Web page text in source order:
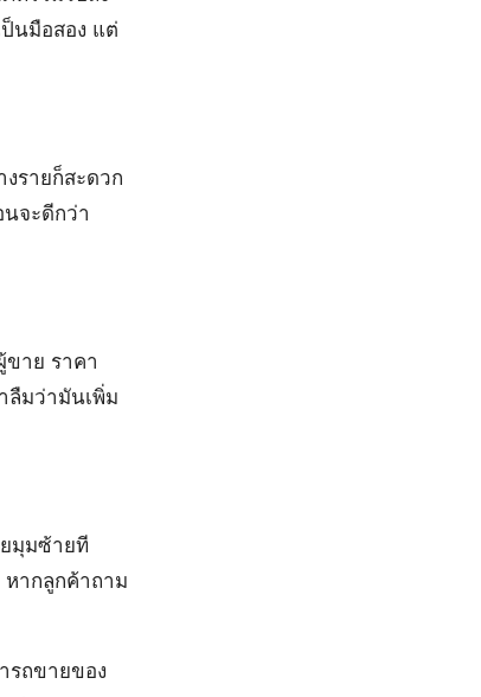
นมือสอง แต่
รายก็สะดวก
จะดีกว่า
ขาย ราคา
ลืมว่ามันเพิ่ม
มุมซ้ายที
ากลูกค้าถาม
รถขายของ